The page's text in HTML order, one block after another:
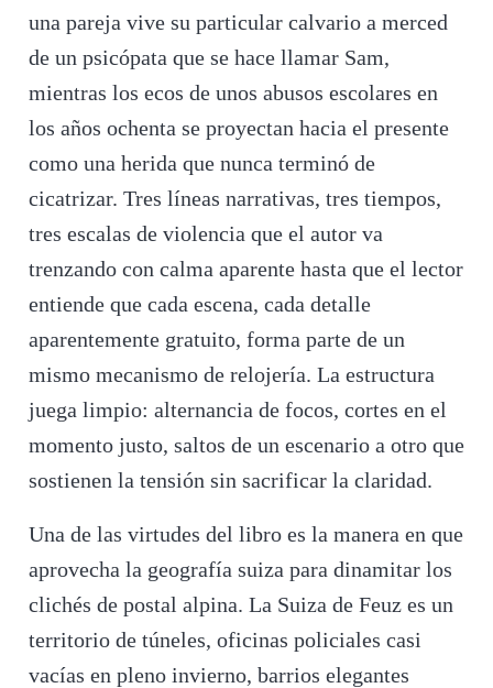
una pareja vive su particular calvario a merced
de un psicópata que se hace llamar Sam,
mientras los ecos de unos abusos escolares en
los años ochenta se proyectan hacia el presente
como una herida que nunca terminó de
cicatrizar. Tres líneas narrativas, tres tiempos,
tres escalas de violencia que el autor va
trenzando con calma aparente hasta que el lector
entiende que cada escena, cada detalle
aparentemente gratuito, forma parte de un
mismo mecanismo de relojería. La estructura
juega limpio: alternancia de focos, cortes en el
momento justo, saltos de un escenario a otro que
sostienen la tensión sin sacrificar la claridad.
Una de las virtudes del libro es la manera en que
aprovecha la geografía suiza para dinamitar los
clichés de postal alpina. La Suiza de Feuz es un
territorio de túneles, oficinas policiales casi
vacías en pleno invierno, barrios elegantes